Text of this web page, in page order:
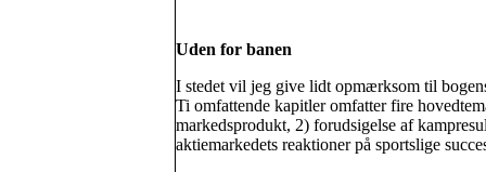
Uden for banen
I stedet vil jeg give lidt opmærksom til
Ti omfattende kapitler omfatter fire
markedsprodukt, 2) forudsigelse af
aktiemarkedets reaktioner på sportslige